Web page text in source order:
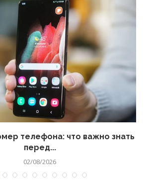
телефона: что важно знать
перед...
02/08/2026